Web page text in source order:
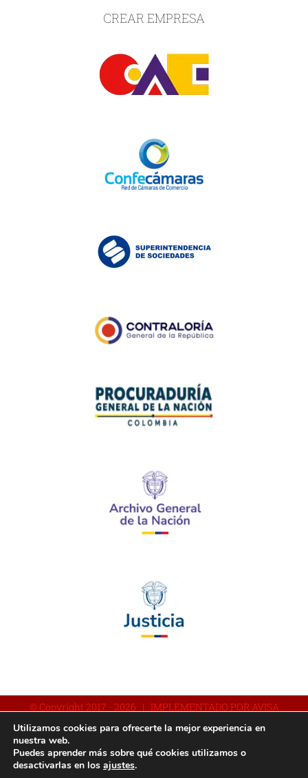
CREAR EMPRESA
© Copyright 2017 - 2026 | IMPLEMENTADO POR AVISA
FacebookYouTubeInstagram
Utilizamos cookies para ofrecerte la mejor experiencia en
nuestra web.
Puedes aprender más sobre qué cookies utilizamos o
desactivarlas en los ajustes.